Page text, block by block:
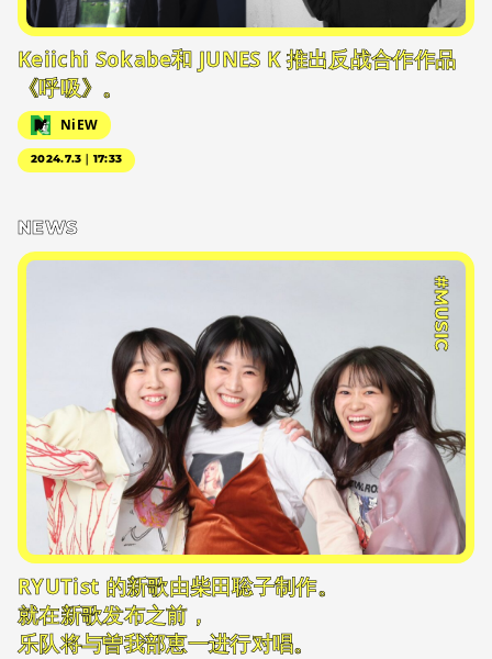
Keiichi Sokabe和 JUNES K 推出反战合作作品
《呼吸》。
NiEW
2024.7.3｜17:33
NEWS
#MUSIC
RYUTist 的新歌由柴田聡子制作。
就在新歌发布之前，
乐队将与曽我部恵一进行对唱。